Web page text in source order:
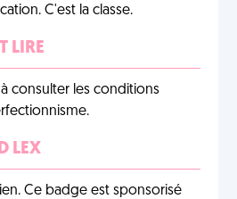
C'est la classe.
LIRE
consulter les conditions
LEX
Ce badge est sponsorisé